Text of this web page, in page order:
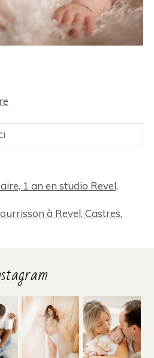
1 an en studio Revel,
à Revel, Castres,